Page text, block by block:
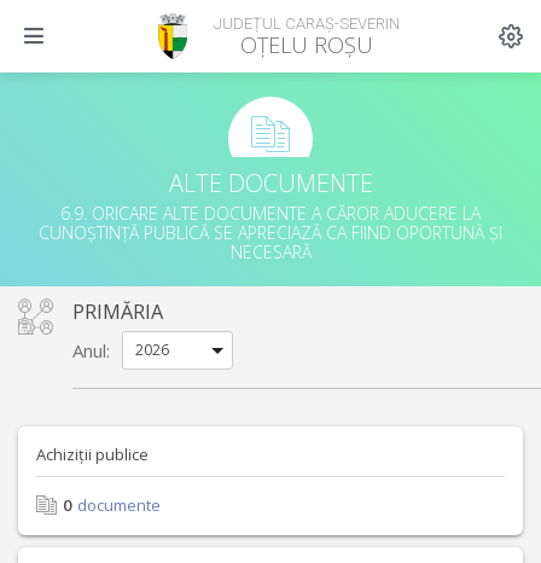
JUDEȚUL CARAȘ-SEVERIN
OȚELU ROȘU
ALTE DOCUMENTE
6.9. ORICARE ALTE DOCUMENTE A CĂROR ADUCERE LA
CUNOȘTINȚĂ PUBLICĂ SE APRECIAZĂ CA FIIND OPORTUNĂ ȘI
NECESARĂ
PRIMĂRIA
Anul:
Achiziții publice
0 documente